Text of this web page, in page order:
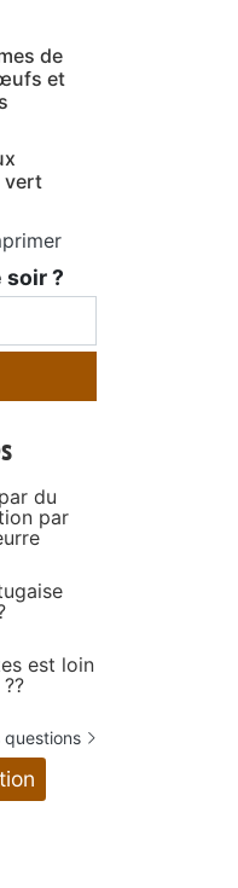
de
et
vert
soir ?
du
par
est loin
questions